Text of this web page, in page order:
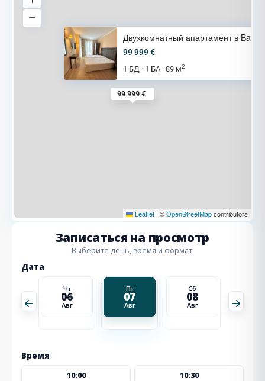
99 999 €
Двухкомнатный апартамент в Bar
99 999 €
1 БД · 1 БА · 89 м2
Leaflet | ©OpenStreetMapcontributors
Записаться на просмотр
Выберите день, время и формат.
Дата
Чт
06
Авг
Пт
07
Авг
Сб
08
Авг
Время
10:00 10:30